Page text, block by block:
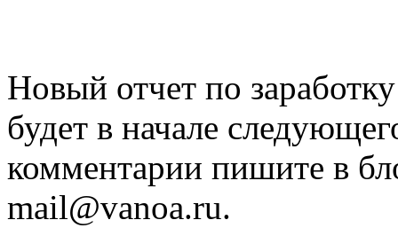
Новый отчет по
будет в начале
комментарии пишите в
mail@vanoa.ru.